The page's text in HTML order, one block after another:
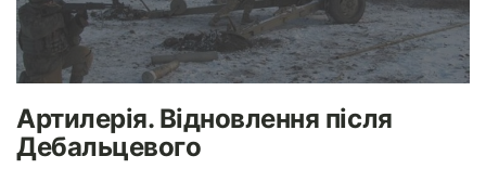
Артилерія. Відновлення після
Дебальцевого